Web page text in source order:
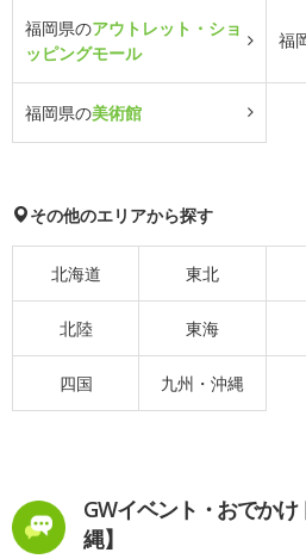
福岡県のアウトレット・ショ
ッピングモール
福
福岡県の美術館
その他のエリアから探す
北海道 東北
北陸 東海
四国 九州・沖縄
GWイベント・おでか
縄】